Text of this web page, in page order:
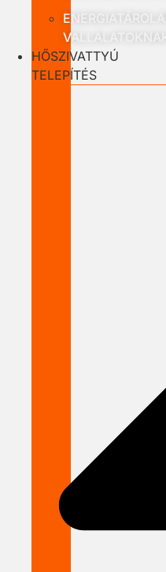
ENERGIATÁROLÁS
VÁLLALATOKNAK
HŐSZIVATTYÚ
TELEPÍTÉS